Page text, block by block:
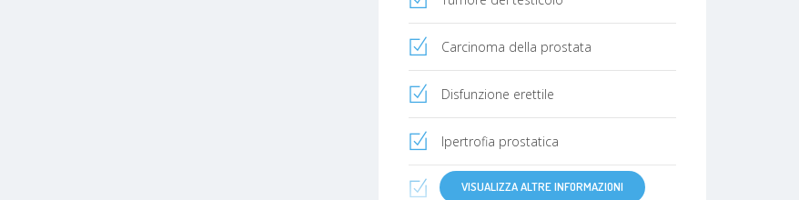
Carcinoma della prostata
Disfunzione erettile
Ipertrofia prostatica
carcinoma della vescica
VISUALIZZA ALTRE INFORMAZIONI